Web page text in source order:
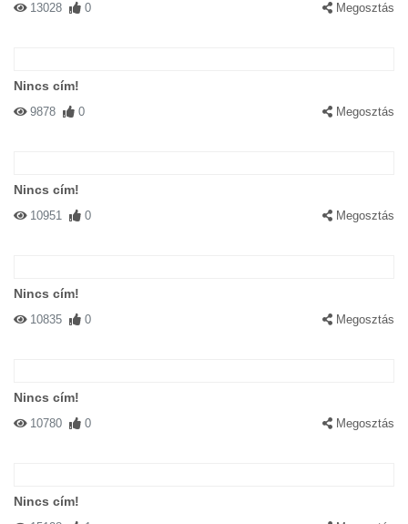
13028 0 Megosztás
Nincs cím!
9878 0 Megosztás
Nincs cím!
10951 0 Megosztás
Nincs cím!
10835 0 Megosztás
Nincs cím!
10780 0 Megosztás
Nincs cím!